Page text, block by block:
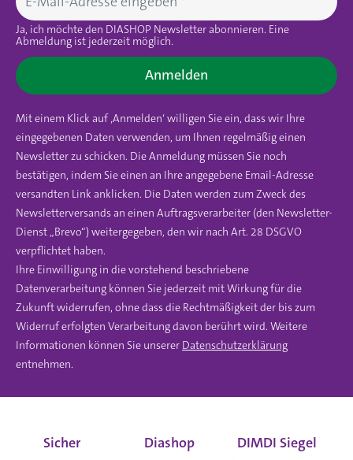
Ja, ich möchte den DIASHOP Newsletter abonnieren. Eine
Abmeldung ist jederzeit möglich.
Anmelden
Mit einem Klick auf ‚Anmelden‘ willigen Sie ein, dass wir Ihre
eingegebenen Daten verwenden, um Ihnen regelmäßig einen
Newsletter zu schicken. Die Anmeldung müssen Sie noch
bestätigen, indem Sie einen an Ihre angegebene Email-Adresse
versandten Link anklicken. Die Daten werden zum Zweck des
Newsletterversands an einen Auftragsverarbeiter (den Newsletter-
Dienst „Brevo“) weitergegeben, den wir nach Art. 28 DSGVO
verpflichtet haben.
Ihre Einwilligung in die vorstehend beschriebene
Datenverarbeitung können Sie jederzeit mit Wirkung für die
Zukunft widerrufen, ohne dass die Rechtmäßigkeit der bis zum
Widerruf erfolgten Verarbeitung davon berührt wird. Weitere
Informationen können Sie unserer Datenschutzerklärung
entnehmen.
Sicher
Diashop
DIMDI Siegel